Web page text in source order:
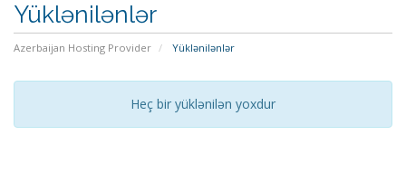
Yüklənilənlər
Azerbaijan Hosting Provider Yüklənilənlər
Heç bir yüklənilən yoxdur